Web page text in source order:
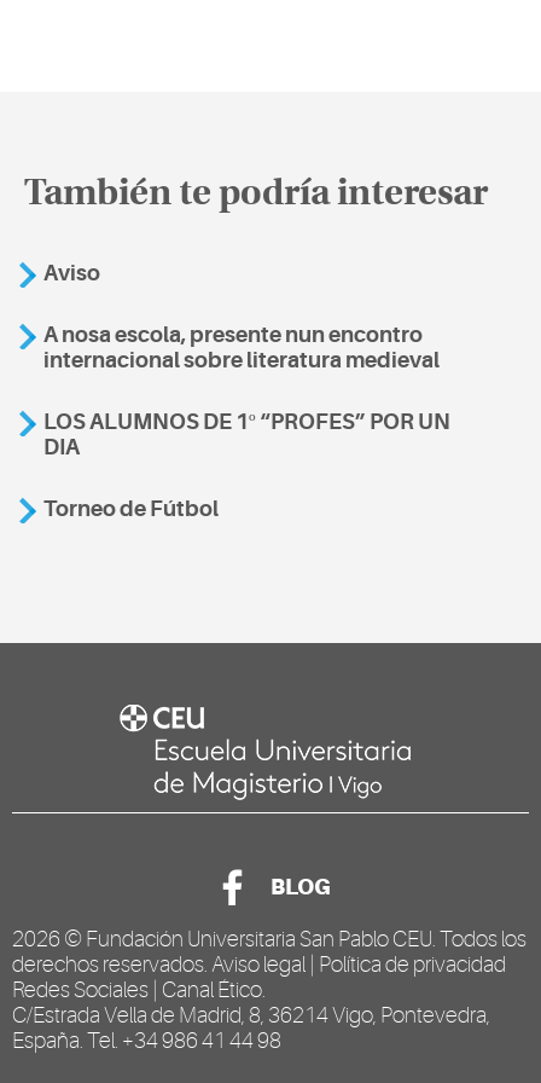
También te podría interesar
Aviso
A nosa escola, presente nun encontro
internacional sobre literatura medieval
LOS ALUMNOS DE 1º “PROFES” POR UN
DIA
Torneo de Fútbol
BLOG
2026 © Fundación Universitaria San Pablo CEU . Todos los
derechos reservados. Aviso legal
Política de privacidad
Redes Sociales Canal Ético
C/Estrada Vella de Madrid, 8, 36214 Vigo, Pontevedra,
España. Tel. +34 986 41 44 98